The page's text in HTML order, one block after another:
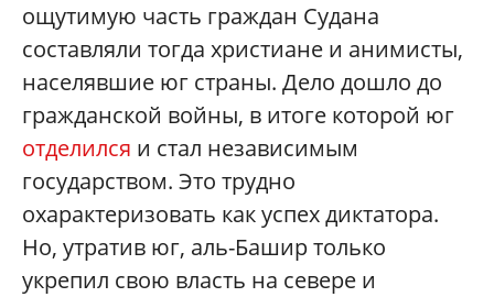
ощутимую часть граждан Судана
составляли тогда христиане и анимисты,
населявшие юг страны. Дело дошло до
гражданской войны, в итоге которой юг
отделился и стал независимым
государством. Это трудно
охарактеризовать как успех диктатора.
Но, утратив юг, аль-Башир только
укрепил свою власть на севере и